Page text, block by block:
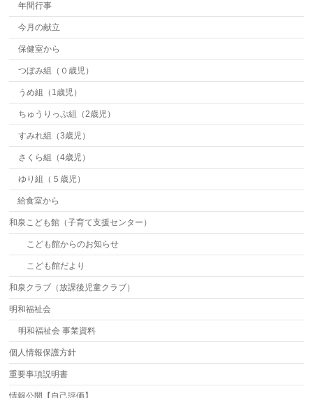
年間行事
今月の献立
保健室から
つぼみ組（０歳児）
うめ組（1歳児）
ちゅうりっぷ組（2歳児）
すみれ組（3歳児）
さくら組（4歳児）
ゆり組（５歳児）
給食室から
和泉こども館（子育て支援センター）
こども館からのお知らせ
こども館だより
和泉クラブ（放課後児童クラブ）
明和福祉会
明和福祉会 事業資料
個人情報保護方針
重要事項説明書
情報公開【自己評価】